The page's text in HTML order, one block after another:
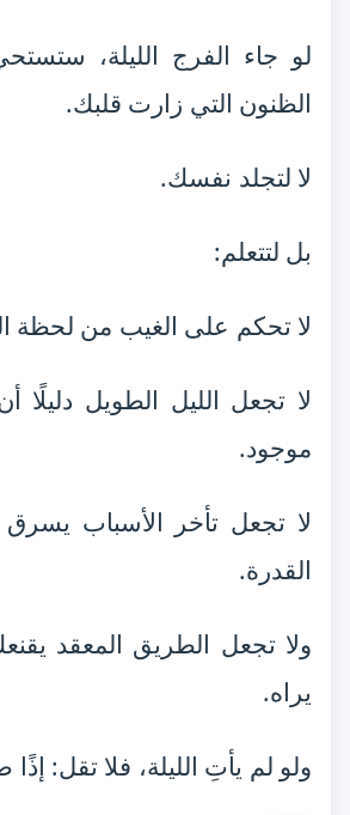
لو جاء الفرج الليلة،
الظنون التي زارت قلبك.
لا لتجلد نفسك.
بل لتتعلم:
لا تحكم على الغيب من لحظة
لا تجعل الليل الطويل دليلًا
موجود.
لا تجعل تأخر الأسباب
القدرة.
ولا تجعل الطريق المعقد
يراه.
ولو لم يأتِ الليلة، فلا تقل: إذًا